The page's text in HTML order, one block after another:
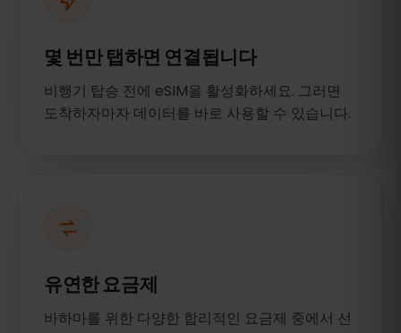
몇 번만 탭하면 연결됩니다
비행기 탑승 전에 eSIM을 활성화하세요. 그러면
도착하자마자 데이터를 바로 사용할 수 있습니다.
유연한 요금제
바하마를 위한 다양한 합리적인 요금제 중에서 선